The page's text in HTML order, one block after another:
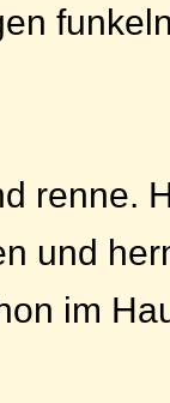
renne.
und
im